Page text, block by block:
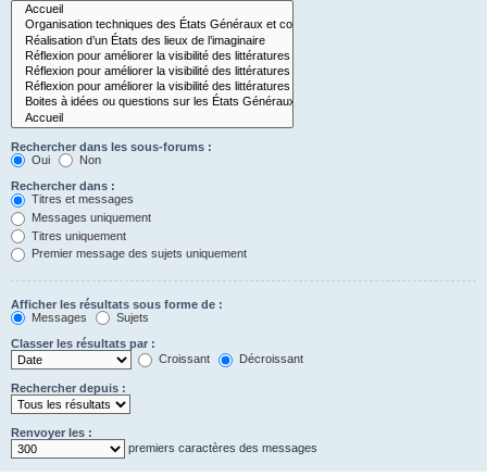
Rechercher dans les sous-forums :
Oui
Non
Rechercher dans :
Titres et messages
Messages uniquement
Titres uniquement
Premier message des sujets uniquement
Afficher les résultats sous forme de :
Messages
Sujets
Classer les résultats par :
Croissant
Décroissant
Rechercher depuis :
Renvoyer les :
premiers caractères des messages